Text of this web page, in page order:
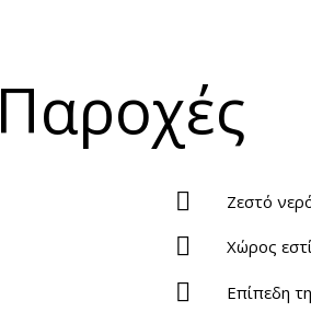
Παροχές
Ζεστό
Χώρος
Επίπεδη